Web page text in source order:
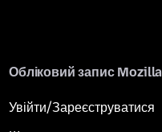
Обліковий запис Mozilla
Увійти/Зареєструватися